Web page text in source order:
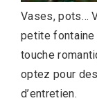
Vases, pots…
petite fontaine
touche
optez pour
d’entretien.